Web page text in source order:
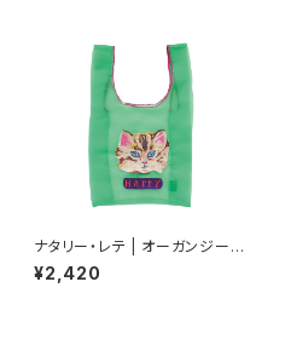
ナタリー・レテ | オーガンジーバ
ッグ S ブルーアイ | Organdy
Bag S Blue eye
¥2,420